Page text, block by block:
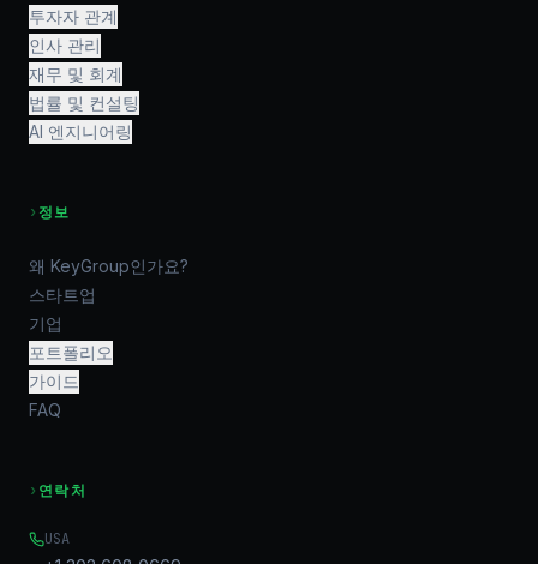
투자자 관계
인사 관리
재무 및 회계
법률 및 컨설팅
AI 엔지니어링
› 정보
왜 KeyGroup인가요?
스타트업
기업
포트폴리오
가이드
FAQ
› 연락처
USA